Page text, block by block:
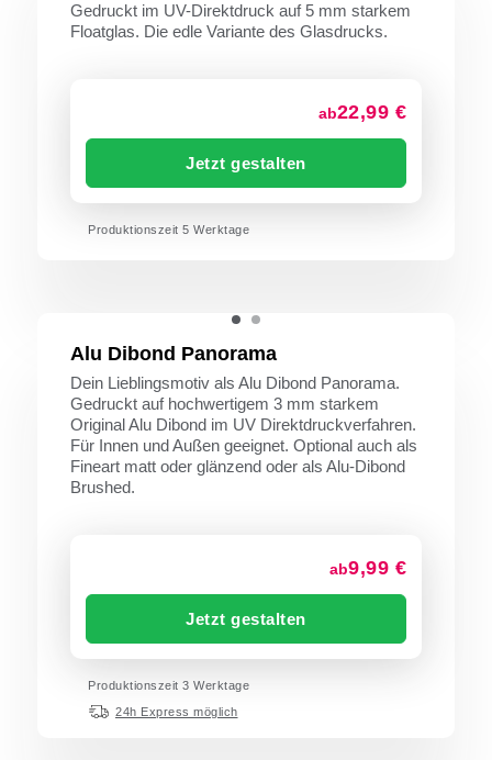
Gedruckt im UV-Direktdruck auf 5 mm starkem
Floatglas. Die edle Variante des Glasdrucks.
ab22,99 €
Jetzt gestalten
Produktionszeit 5 Werktage
Alu Dibond Panorama
Dein Lieblingsmotiv als Alu Dibond Panorama.
Gedruckt auf hochwertigem 3 mm starkem
Original Alu Dibond im UV Direktdruckverfahren.
Für Innen und Außen geeignet. Optional auch als
Fineart matt oder glänzend oder als Alu-Dibond
Brushed.
ab9,99 €
Jetzt gestalten
Produktionszeit 3 Werktage
24h Express möglich